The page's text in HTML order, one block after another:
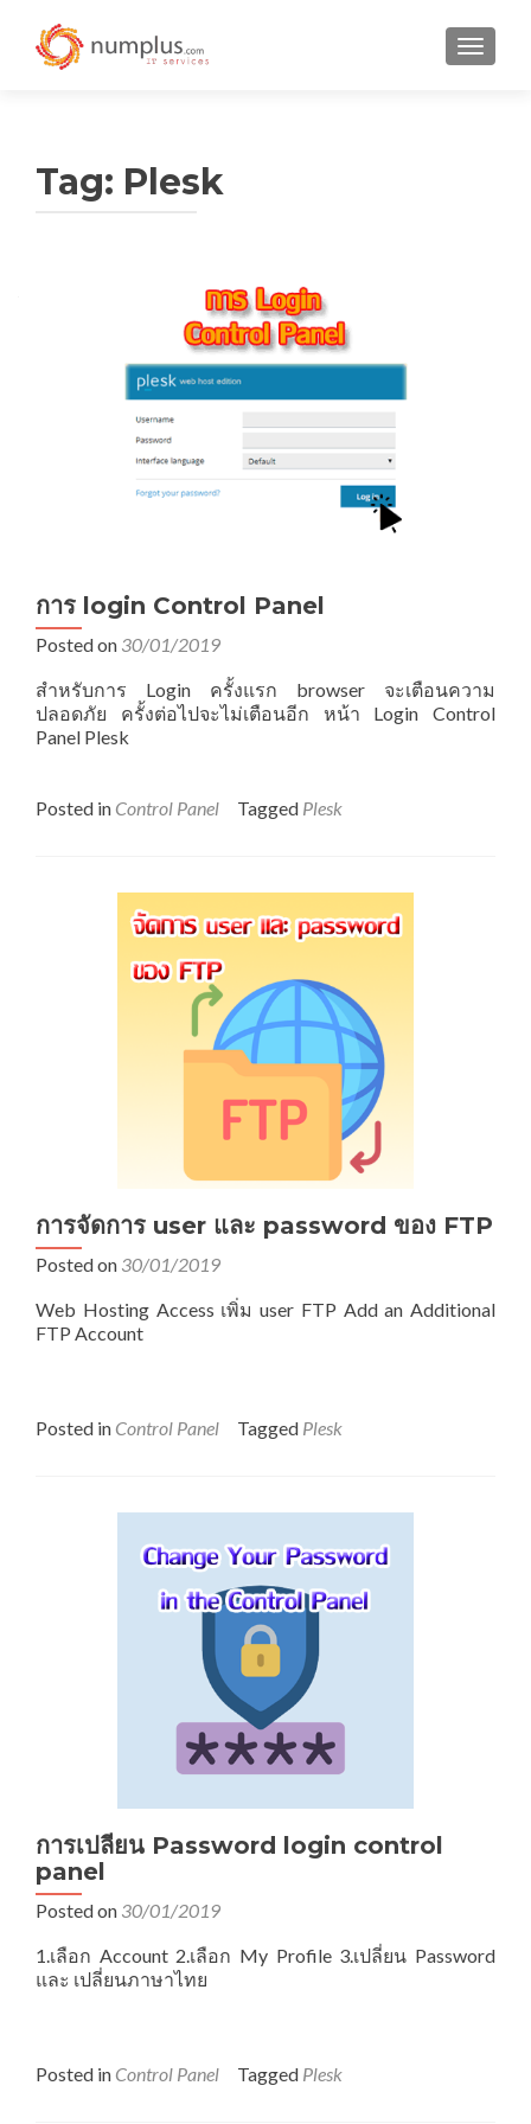
Tag: Plesk
การ login Control Panel
Posted on 30/01/2019
สำหรับการ Login ครั้งแรก browser จะเตือนความ
ปลอดภัย ครั้งต่อไปจะไม่เตือนอีก หน้า Login Control
Panel Plesk
Posted in Control Panel Tagged Plesk
การจัดการ user และ password ของ FTP
Posted on 30/01/2019
Web Hosting Access เพิ่ม user FTP Add an Additional
FTP Account
Posted in Control Panel Tagged Plesk
การเปลี่ยน Password login control
panel
Posted on 30/01/2019
1.เลือก Account 2.เลือก My Profile 3.เปลี่ยน Password
และ เปลี่ยนภาษาไทย
Posted in Control Panel Tagged Plesk